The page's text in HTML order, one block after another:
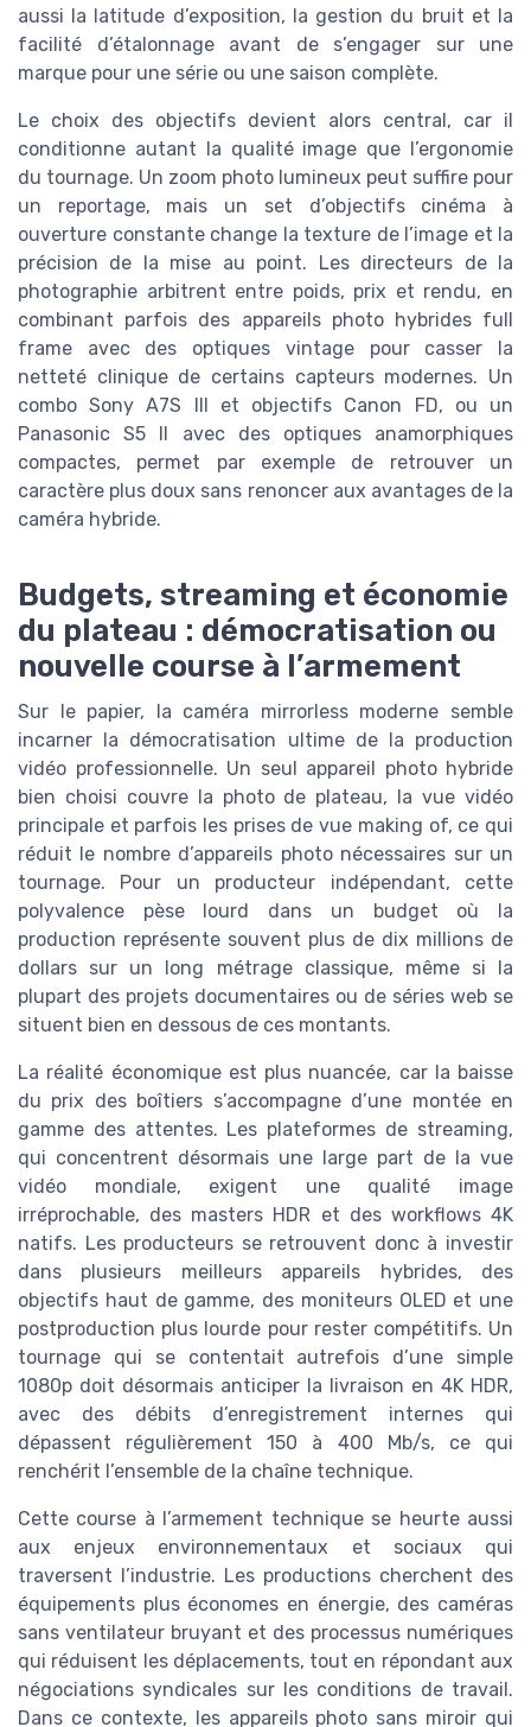
aussi la latitude d’exposition, la gestion du bruit et la
facilité d’étalonnage avant de s’engager sur une
marque pour une série ou une saison complète.
Le choix des objectifs devient alors central, car il
conditionne autant la qualité image que l’ergonomie
du tournage. Un zoom photo lumineux peut suffire pour
un reportage, mais un set d’objectifs cinéma à
ouverture constante change la texture de l’image et la
précision de la mise au point. Les directeurs de la
photographie arbitrent entre poids, prix et rendu, en
combinant parfois des appareils photo hybrides full
frame avec des optiques vintage pour casser la
netteté clinique de certains capteurs modernes. Un
combo Sony A7S III et objectifs Canon FD, ou un
Panasonic S5 II avec des optiques anamorphiques
compactes, permet par exemple de retrouver un
caractère plus doux sans renoncer aux avantages de la
caméra hybride.
Budgets, streaming et économie
du plateau : démocratisation ou
nouvelle course à l’armement
Sur le papier, la caméra mirrorless moderne semble
incarner la démocratisation ultime de la production
vidéo professionnelle. Un seul appareil photo hybride
bien choisi couvre la photo de plateau, la vue vidéo
principale et parfois les prises de vue making of, ce qui
réduit le nombre d’appareils photo nécessaires sur un
tournage. Pour un producteur indépendant, cette
polyvalence pèse lourd dans un budget où la
production représente souvent plus de dix millions de
dollars sur un long métrage classique, même si la
plupart des projets documentaires ou de séries web se
situent bien en dessous de ces montants.
La réalité économique est plus nuancée, car la baisse
du prix des boîtiers s’accompagne d’une montée en
gamme des attentes. Les plateformes de streaming,
qui concentrent désormais une large part de la vue
vidéo mondiale, exigent une qualité image
irréprochable, des masters HDR et des workflows 4K
natifs. Les producteurs se retrouvent donc à investir
dans plusieurs meilleurs appareils hybrides, des
objectifs haut de gamme, des moniteurs OLED et une
postproduction plus lourde pour rester compétitifs. Un
tournage qui se contentait autrefois d’une simple
1080p doit désormais anticiper la livraison en 4K HDR,
avec des débits d’enregistrement internes qui
dépassent régulièrement 150 à 400 Mb/s, ce qui
renchérit l’ensemble de la chaîne technique.
Cette course à l’armement technique se heurte aussi
aux enjeux environnementaux et sociaux qui
traversent l’industrie. Les productions cherchent des
équipements plus économes en énergie, des caméras
sans ventilateur bruyant et des processus numériques
qui réduisent les déplacements, tout en répondant aux
négociations syndicales sur les conditions de travail.
Dans ce contexte, les appareils photo sans miroir qui